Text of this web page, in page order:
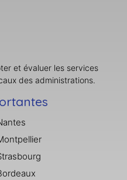
et évaluer les services
des administrations.